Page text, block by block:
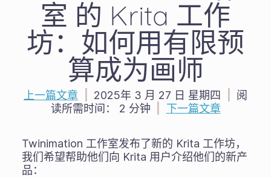
室 的 Krita 工作
坊：如何用有限预
算成为画师
上一篇文章 2025年 3 月 27 日 星期四
阅
读所需时间：
2 分钟 下一篇文章
Twinimation 工作室发布了新的 Krita 工作坊，
我们希望帮助他们向 Krita 用户介绍他们的新产
品：